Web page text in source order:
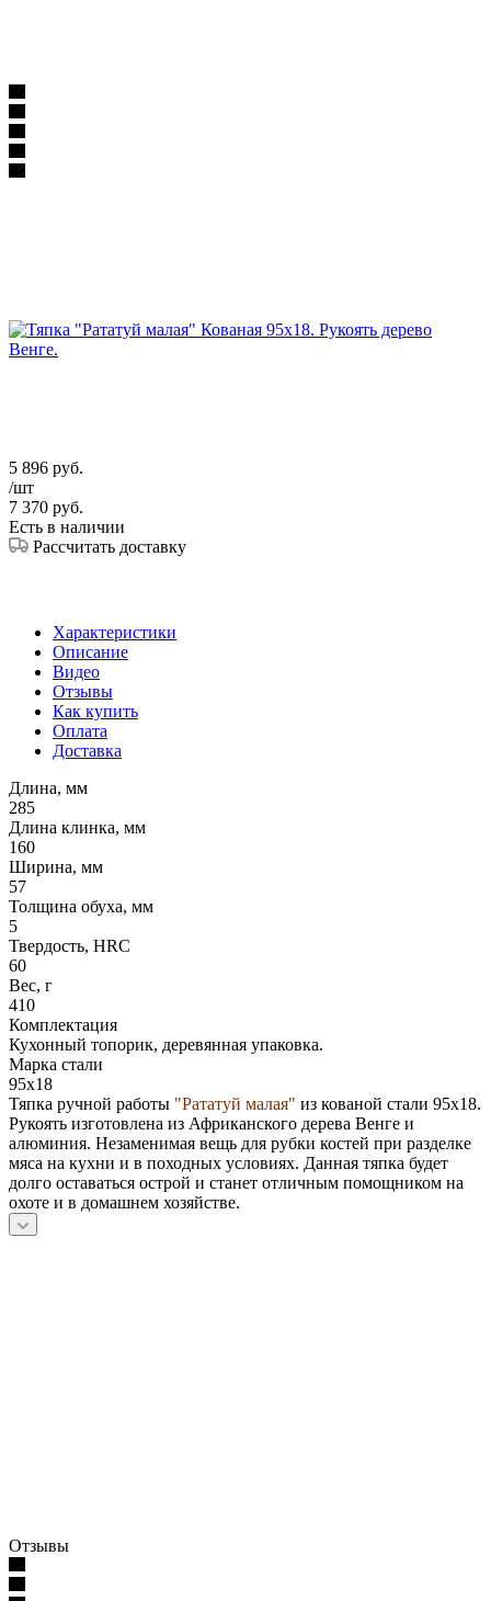
5 896 руб.
/шт
7 370 руб.
Есть в наличии
Рассчитать доставку
Характеристики
Описание
Видео
Отзывы
Как купить
Оплата
Доставка
Длина, мм
285
Длина клинка, мм
160
Ширина, мм
57
Толщина обуха, мм
5
Твердость, HRC
60
Вес, г
410
Комплектация
Кухонный топорик, деревянная упаковка.
Марка стали
95х18
Тяпка ручной работы "Рататуй малая" из кованой стали 95х18.
Рукоять изготовлена из Африканского дерева Венге и
алюминия. Незаменимая вещь для рубки костей при разделке
мяса на кухни и в походных условиях. Данная тяпка будет
долго оставаться острой и станет отличным помощником на
охоте и в домашнем хозяйстве.
Отзывы